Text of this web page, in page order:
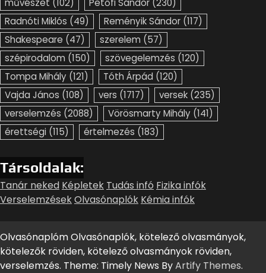
művészet (102) Petőfi Sándor (230)
Radnóti Miklós (49) Reményik Sándor (117)
Shakespeare (47) szerelem (57)
szépirodalom (150) szövegelemzés (120)
Tompa Mihály (121) Tóth Árpád (120)
Vajda János (108) vers (1717) versek (235)
verselemzés (2088) Vörösmarty Mihály (141)
érettségi (115) értelmezés (183)
Társoldalak:
Tanár neked Képletek Tudás infó Fizika infók
VerselemzésekOlvasónaplók Kémia infók
Olvasónaplóm Olvasónaplók, kötelező olvasmányok,
kötelezők röviden, kötelező olvasmányok röviden,
verselemzés. Theme: Timely News ByArtify Themes.